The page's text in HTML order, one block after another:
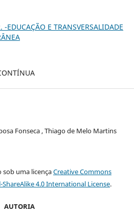
E TRANSVERSALIDADE
Fonseca , Thiago de Melo Martins
sob uma licençaCreative Commons
4.0 International License.
AUTORIA